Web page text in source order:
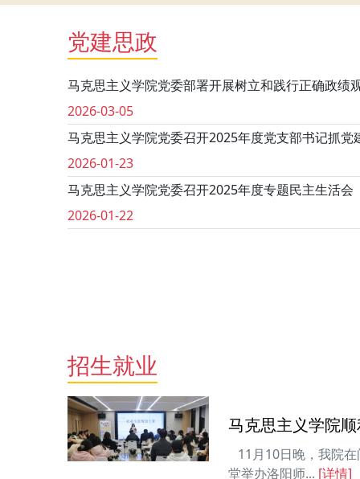
党建思政
马克思主义学院党委部署开展树立和践行正确政绩
2026-03-05
马克思主义学院党委召开2025年度党支部书记抓党
2026-01-23
马克思主义学院党委召开2025年度专题民主生活会
2026-01-22
招生就业
11月10日晚，我院
堂举办洛阳师... [详情]